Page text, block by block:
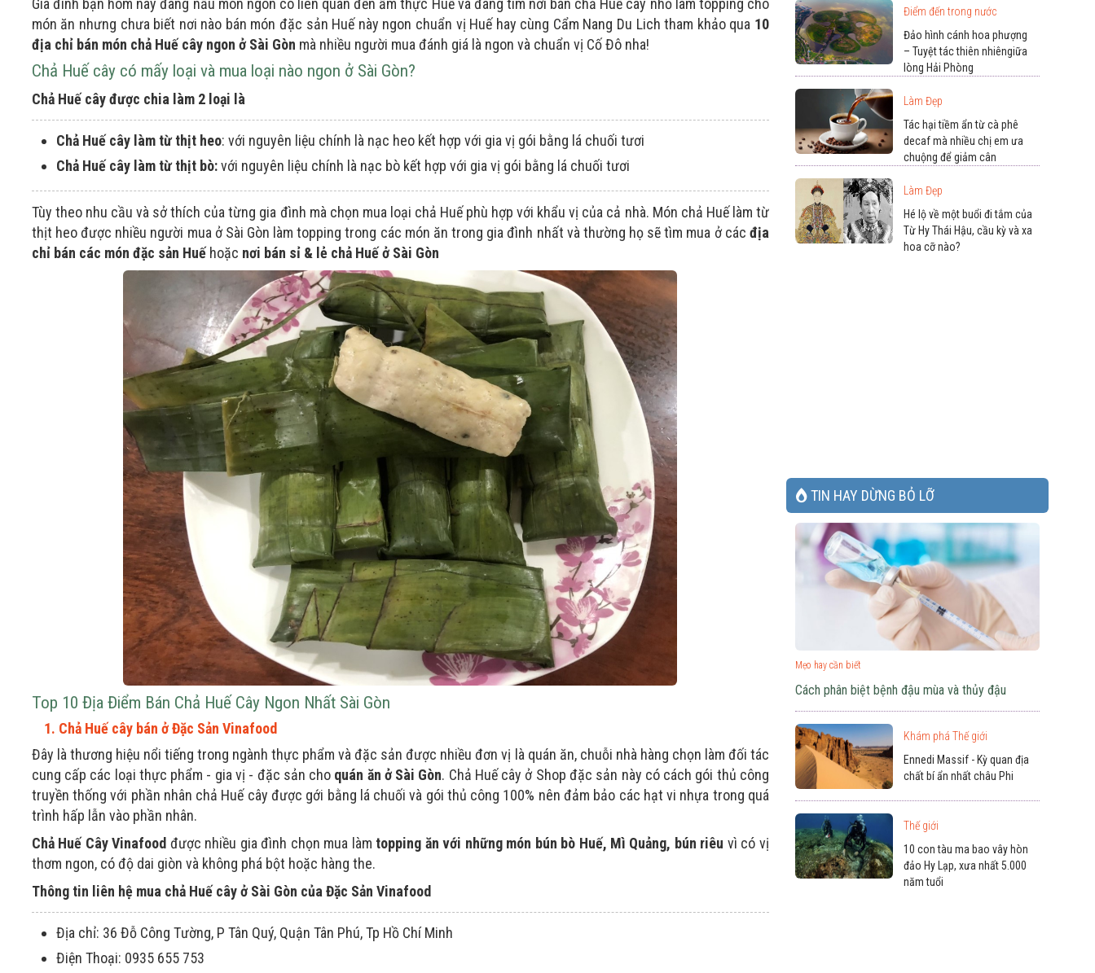
Gia đình bạn hôm nay đang nấu món ngon có liên quan đến ẩm thực Huế và đang tìm nơi bán chả Huế cây nhỏ làm topping cho
món ăn nhưng chưa biết nơi nào bán món đặc sản Huế này ngon chuẩn vị Huế hay cùng Cẩm Nang Du Lich tham khảo qua 10
địa chỉ bán món chả Huế cây ngon ở Sài Gòn mà nhiều người mua đánh giá là ngon và chuẩn vị Cố Đô nha!
Chả Huế cây có mấy loại và mua loại nào ngon ở Sài Gòn?
Chả Huế cây được chia làm 2 loại là
Chả Huế cây làm từ thịt heo: với nguyên liệu chính là nạc heo kết hợp với gia vị gói bằng lá chuối tươi
Chả Huế cây làm từ thịt bò:với nguyên liệu chính là nạc bò kết hợp với gia vị gói bằng lá chuối tươi
Tùy theo nhu cầu và sở thích của từng gia đình mà chọn mua loại chả Huế phù hợp với khẩu vị của cả nhà. Món chả Huế làm từ
thịt heo được nhiều người mua ở Sài Gòn làm topping trong các món ăn trong gia đình nhất và thường họ sẽ tìm mua ở các địa
chỉ bán các món đặc sản Huếhoặc nơi bán sỉ & lẻ chả Huế ở Sài Gòn
Top 10 Địa Điểm Bán Chả Huế Cây Ngon Nhất Sài Gòn
1. Chả Huế cây bán ở Đặc Sản Vinafood
Đây là thương hiệu nổi tiếng trong ngành thực phẩm và đặc sản được nhiều đơn vị là quán ăn, chuỗi nhà hàng chọn làm đối tác
cung cấp các loại thực phẩm - gia vị - đặc sản cho quán ăn ở Sài Gòn. Chả Huế cây ở Shop đặc sản này có cách gói thủ công
truyền thống với phần nhân chả Huế cây được gới bằng lá chuối và gói thủ công 100% nên đảm bảo các hạt vi nhựa trong quá
trình hấp lẫn vào phần nhân.
Chả Huế Cây Vinafood được nhiều gia đình chọn mua làm topping ăn với những món bún bò Huế, Mì Quảng, bún riêu vì có vị
thơm ngon, có độ dai giòn và không phá bột hoặc hàng the.
Thông tin liên hệ mua chả Huế cây ở Sài Gòn của Đặc Sản Vinafood
Địa chỉ: 36 Đỗ Công Tường, P Tân Quý, Quận Tân Phú, Tp Hồ Chí Minh
Điện Thoại: 0935 655 753
Điểm đến trong nước
Đảo hình cánh hoa phượng
– Tuyệt tác thiên nhiêngiữa
lòng Hải Phòng
Làm Đẹp
Tác hại tiềm ẩn từ cà phê
decaf mà nhiều chị em ưa
chuộng để giảm cân
Làm Đẹp
Hé lộ về một buổi đi tắm của
Từ Hy Thái Hậu, cầu kỳ và xa
hoa cỡ nào?
TIN HAY DỪNG BỎ LỠ
Mẹo hay cần biết
Cách phân biệt bệnh đậu mùa và thủy đậu
Khám phá Thế giới
Ennedi Massif - Kỳ quan địa
chất bí ẩn nhất châu Phi
Thế giới
10 con tàu ma bao vây hòn
đảo Hy Lạp, xưa nhất 5.000
năm tuổi